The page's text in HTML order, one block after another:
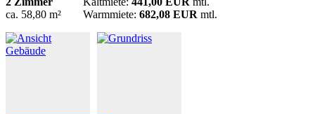
ca. 58,80 m²
Warmmiete: 682,08 EUR mtl.